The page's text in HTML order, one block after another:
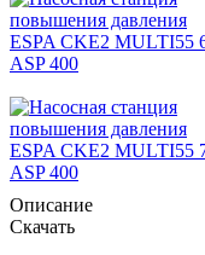
Описание
Скачать